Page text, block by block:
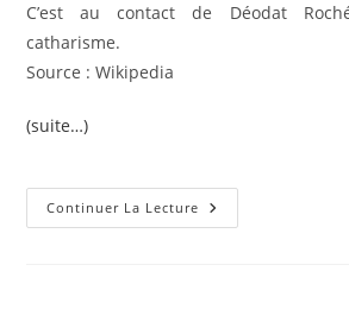
C’est au contact de Déodat
catharisme.
Source : Wikipedia
(suite…)
Continuer La Lecture René
Nelli